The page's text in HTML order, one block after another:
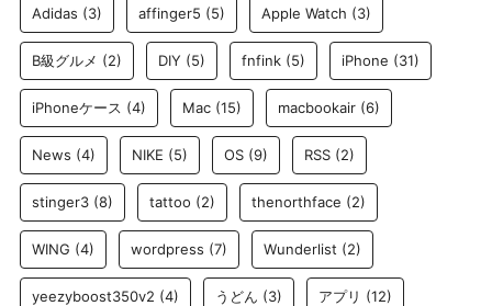
Adidas (3) affinger5 (5) Apple Watch (3)
B級グルメ (2) DIY (5) fnfink (5) iPhone (31)
iPhoneケース (4) Mac (15) macbookair (6)
News (4) NIKE (5) OS (9) RSS (2)
stinger3 (8) tattoo (2) thenorthface (2)
WING (4) wordpress (7) Wunderlist (2)
yeezyboost350v2 (4) うどん (3) アプリ (12)